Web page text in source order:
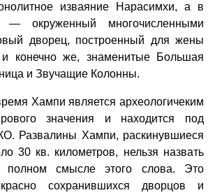
изваяние Нарасимхи, а в
— окруженный многочисленными
дворец, построенный для жены
конечно же, знаменитые Большая
и Звучащие Колонны.
Хампи является археологичеким
значения и находится под
Развалины Хампи, раскинувшиеся
30 кв. километров, нельзя назвать
полном смысле этого слова. Это
сохранившихся дворцов и